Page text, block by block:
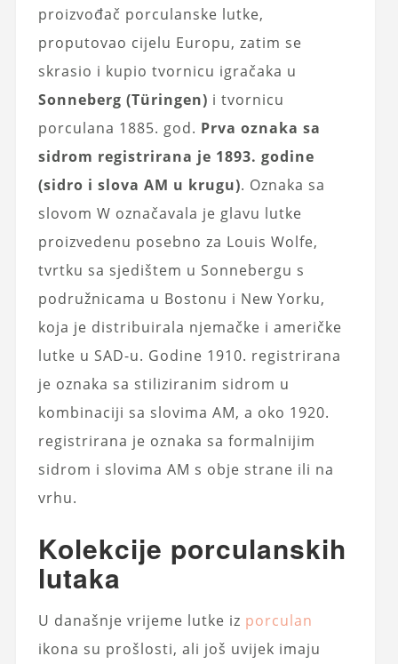
proizvođač porculanske lutke,
proputovao cijelu Europu, zatim se
skrasio i kupio tvornicu igračaka u
Sonneberg (Türingen) i tvornicu
porculana 1885. god. Prva oznaka sa
sidrom registrirana je 1893. godine
(sidro i slova AM u krugu). Oznaka sa
slovom W označavala je glavu lutke
proizvedenu posebno za Louis Wolfe,
tvrtku sa sjedištem u Sonnebergu s
podružnicama u Bostonu i New Yorku,
koja je distribuirala njemačke i američke
lutke u SAD-u. Godine 1910. registrirana
je oznaka sa stiliziranim sidrom u
kombinaciji sa slovima AM, a oko 1920.
registrirana je oznaka sa formalnijim
sidrom i slovima AM s obje strane ili na
vrhu.
Kolekcije porculanskih
lutaka
U današnje vrijeme lutke iz porculan
ikona su prošlosti, ali još uvijek imaju